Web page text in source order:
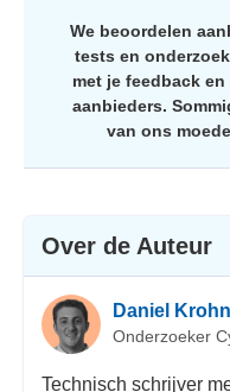
We beoordelen
tests en
met je feedback
aanbieders.
van ons
Over de Auteur
Daniel Krohn
Onderzoeker
Technisch schrijver